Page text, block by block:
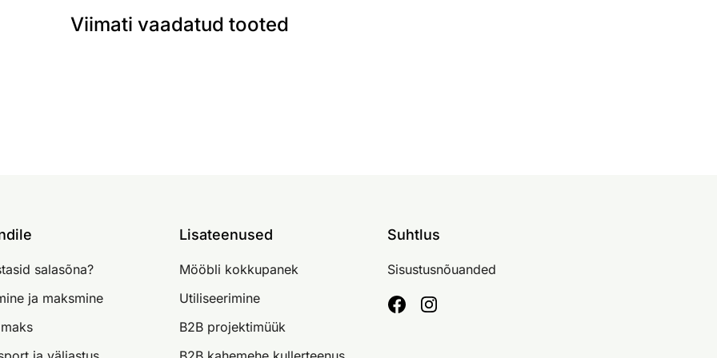
Viimati vaadatud tooted
salasõna?
ja maksmine
Lisateenused
Mööbli kokkupanek
Utiliseerimine
B2B projektimüük
Suhtlus
Sisustusnõuanded